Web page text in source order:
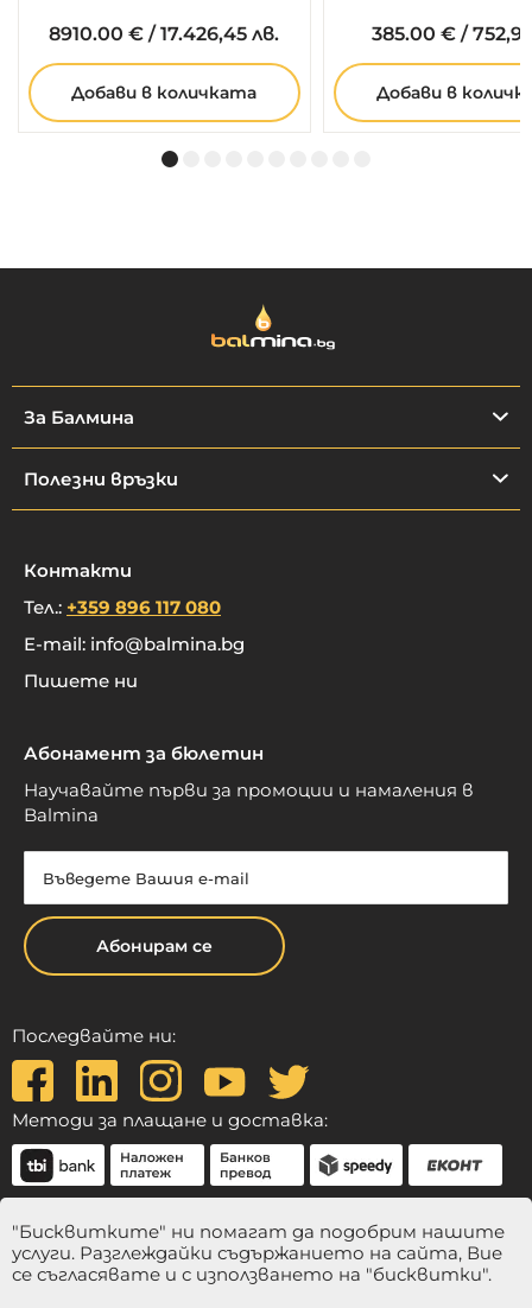
8910.00 € /17.426,45 лв.
Добави в количката
385.00 € /
Добави в
За Балмина
Полезни връзки
Контакти
Тел.: +359 896 117 080
E-mail: info@balmina.bg
Пишете ни
Абонамент за бюлетин
Научавайте първи за промоции и намаления в
Balmina
Абонирам се
Последвайте ни:
Методи за плащане и доставка:
"Бисквитките" ни помагат да подобрим нашите
услуги. Разглеждайки съдържанието на сайта, Вие
се съгласявате и с използването на "бисквитки".